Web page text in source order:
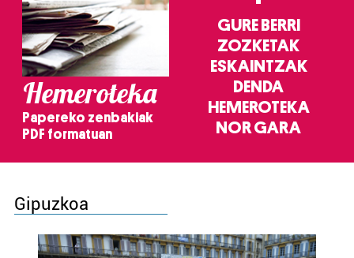
Hemeroteka
Papereko zenbakiak
PDF formatuan
GURE BERRI
ZOZKETAK
ESKAINTZAK
DENDA
HEMEROTEKA
NOR GARA
Gipuzkoa